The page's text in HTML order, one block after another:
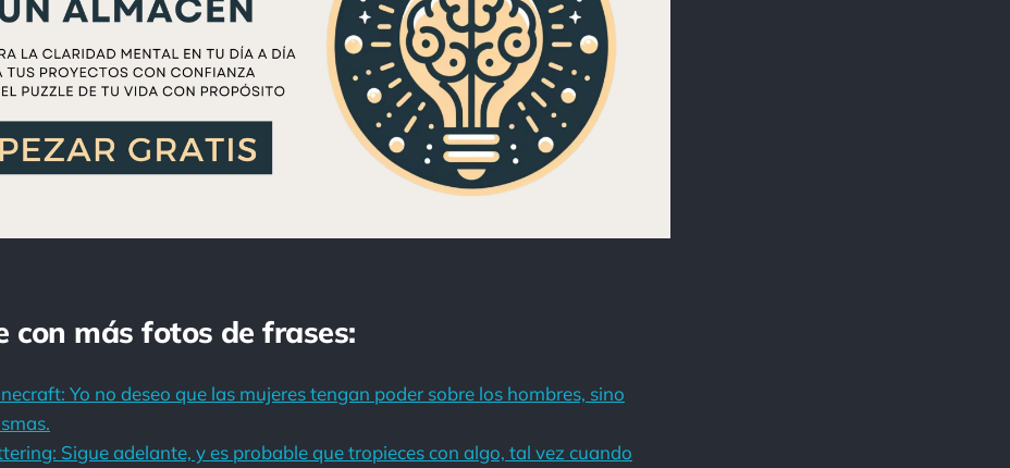
con más fotos de frases:
Yo no deseo que las mujeres tengan poder sobre los hombres, sino
Sigue adelante, y es probable que tropieces con algo, tal vez cuando